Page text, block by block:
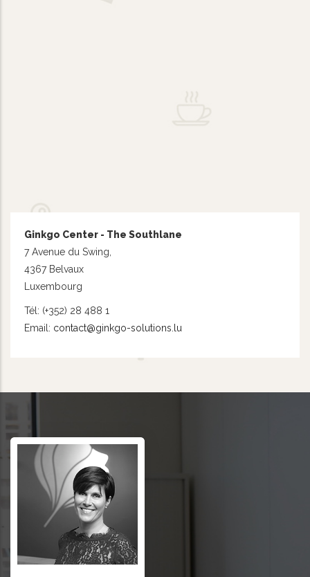
Ginkgo Center - The Southlane
7 Avenue du Swing,
4367 Belvaux
Luxembourg
Tél: (+352) 28 488 1
Email: contact@ginkgo-solutions.lu